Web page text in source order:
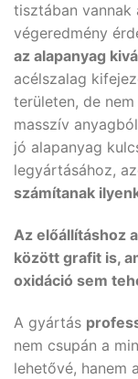
tisztában vannak
végeredmény
az alapanyag
acélszalag
területen, de
masszív
jó alapanyag
legyártásához,
számítanak
Az előállításhoz
között grafit is,
oxidáció sem
A gyártás
nem csupán a
lehetővé, hanem